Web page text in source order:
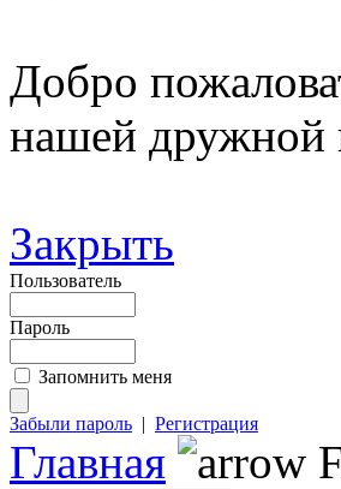
Добро
нашей дружной
Закрыть
Пользователь
Пароль
Запомнить меня
Забыли пароль | Регистрация
Главная